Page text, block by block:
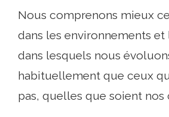
Nous comprenons mieux
dans les environnements et
dans lesquels nous
habituellement que ceux
pas, quelles que soient nos